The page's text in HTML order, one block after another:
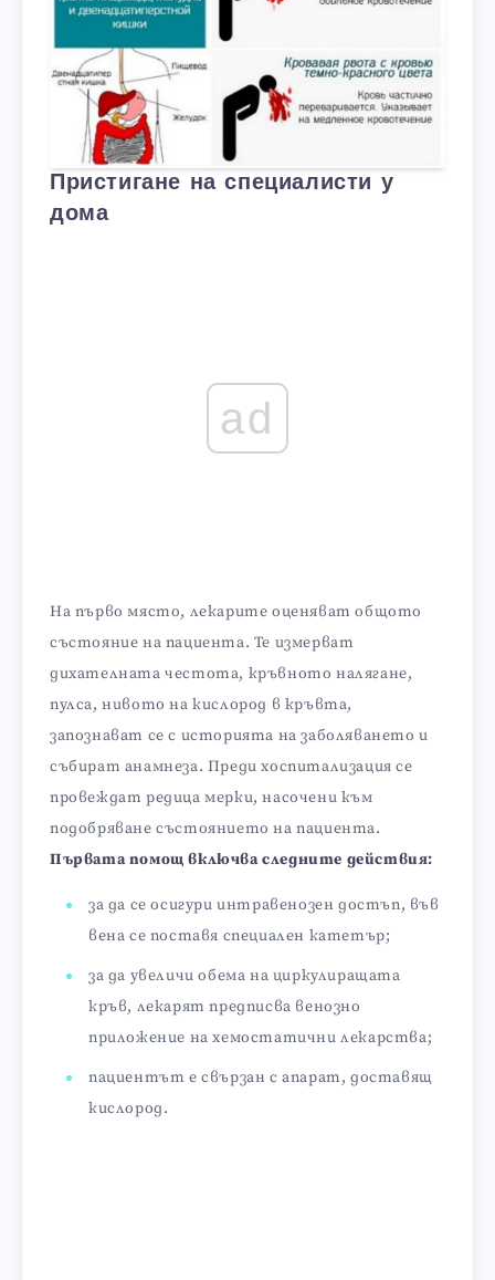
Пристигане на специалисти у
дома
ad
На първо място, лекарите оценяват общото
състояние на пациента. Те измерват
дихателната честота, кръвното налягане,
пулса, нивото на кислород в кръвта,
запознават се с историята на заболяването и
събират анамнеза. Преди хоспитализация се
провеждат редица мерки, насочени към
подобряване състоянието на пациента.
Първата помощ включва следните действия:
за да се осигури интравенозен достъп, във
вена се поставя специален катетър;
за да увеличи обема на циркулиращата
кръв, лекарят предписва венозно
приложение на хемостатични лекарства;
пациентът е свързан с апарат, доставящ
кислород.